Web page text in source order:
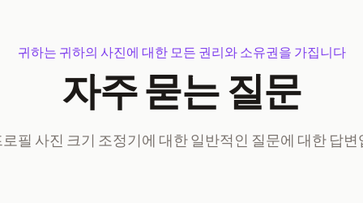
귀하는 귀하의 사진에 대한 모든 권리와 소유권을 가집니다
자주 묻는 질문
필 사진 크기 조정기에 대한 일반적인 질문에 대한 답